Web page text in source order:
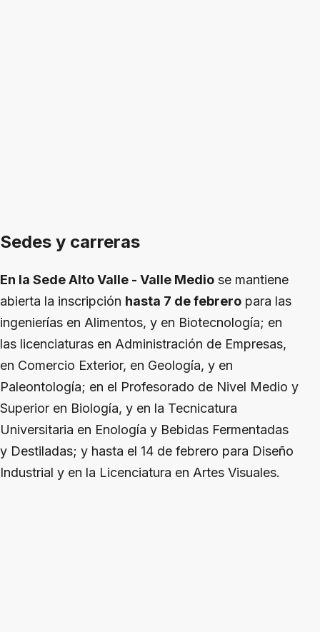
Sedes y carreras
En la Sede Alto Valle - Valle Medio se mantiene
abierta la inscripción hasta 7 de febrero para las
ingenierías en Alimentos, y en Biotecnología; en
las licenciaturas en Administración de Empresas,
en Comercio Exterior, en Geología, y en
Paleontología; en el Profesorado de Nivel Medio y
Superior en Biología, y en la Tecnicatura
Universitaria en Enología y Bebidas Fermentadas
y Destiladas; y hasta el 14 de febrero para Diseño
Industrial y en la Licenciatura en Artes Visuales.